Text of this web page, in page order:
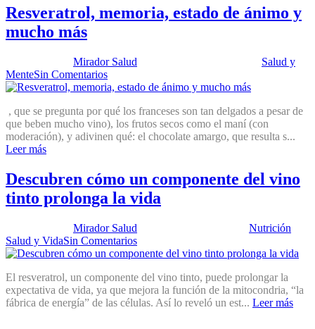
Resveratrol, memoria, estado de ánimo y
mucho más
Mirador Salud
Salud y
MenteSin Comentarios
, que se pregunta por qué los franceses son tan delgados a pesar de
que beben mucho vino), los frutos secos como el maní (con
moderación), y adivinen qué: el chocolate amargo, que resulta s...
Leer más
Descubren cómo un componente del vino
tinto prolonga la vida
Mirador Salud Nutrición
Salud y VidaSin Comentarios
El resveratrol, un componente del vino tinto, puede prolongar la
expectativa de vida, ya que mejora la función de la mitocondria, “la
fábrica de energía” de las células. Así lo reveló un est... Leer más